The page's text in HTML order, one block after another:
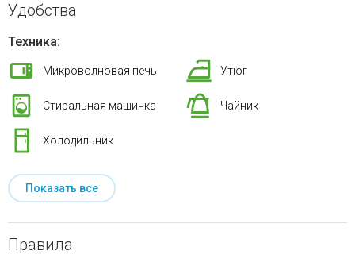
Удобства
Техника:
Микроволновая печь Утюг
Стиральная машинка Чайник
Холодильник
Показать все
Правила